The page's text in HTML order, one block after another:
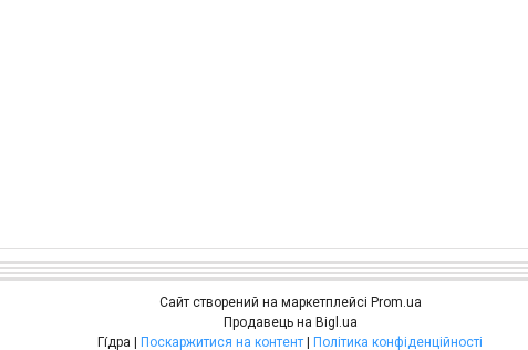
Сайт створений на маркетплейсі Prom.ua
Продавець на Bigl.ua
Гі́дра | Поскаржитися на контент | Політика конфіденційності